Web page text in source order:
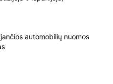
automobilių nuomos